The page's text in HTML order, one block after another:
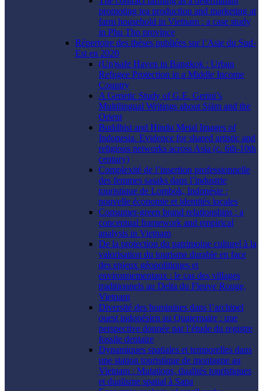
promoting tea production and marketing at
farm household in Vietnam : a case study
in Phu Tho province
Répertoire des thèses publiées sur l’Asie du Sud-
Est en 2020
(Un)safe Haven in Bangkok : Urban
Refugee Protection in a Middle Income
Country
A Genetic Study of G.E. Gerini’s
Multilingual Writings about Siām and the
Orient
Buddhist and Hindu Metal Images of
Indonesia. Evidence for shared artistic and
religious networks across Asia (c. 6th-10th
century)
Complexité de l’insertion professionnelle
des femmes sasaks dans l’industrie
touristique de Lombok, Indonésie :
nouvelle économie et identités locales
Consumer-green brand relationships : a
conceptual framework and empirical
analysis in Vietnam
De la protection du patrimoine culturel à la
valorisation du tourisme durable en face
des enjeux géopolitiques et
environnementaux : le cas des villages
traditionnels au Delta du Fleuve Rouge,
Vietnam
Diversité des hominines dans l’archipel
ouest indonésien au Quaternaire : une
perspective donnée par l’étude du registre
fossile dentaire
Dynamiques spatiales et temporelles dans
une station touristique de montagne au
Vietnam : Mutations, dualités touristiques
et dualisme spatial à Sapa